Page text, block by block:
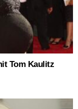
Tom Kaulitz